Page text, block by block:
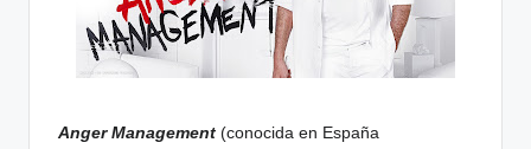
Anger Management (conocida en España